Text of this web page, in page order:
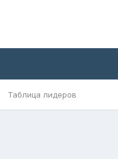
Таблица лидеров